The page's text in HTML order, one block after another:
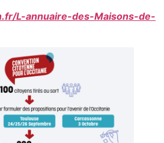
L-annuaire-des-Maisons-de-